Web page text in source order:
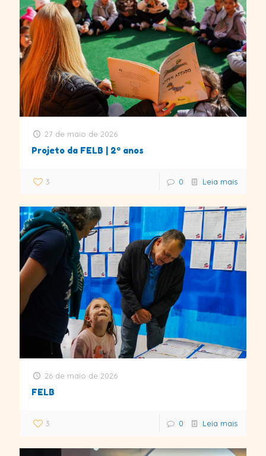
27 de maio de 2026
Projeto da FELB | 2º anos
3 0 Leia mais
26 de maio de 2026
FELB
3 0 Leia mais